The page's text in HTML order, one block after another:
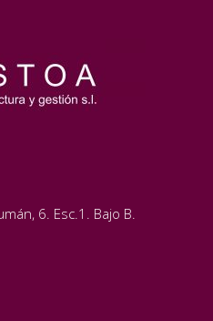
6. Esc.1. Bajo B.